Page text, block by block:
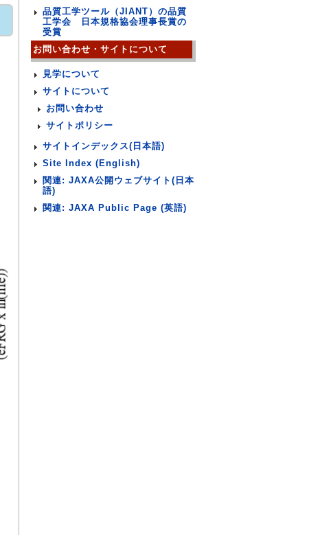
品質工学ツール（JIANT）の品質
工学会 日本規格協会理事長賞の
受賞
お問い合わせ・サイトについて
見学について
サイトについて
お問い合わせ
サイトポリシー
サイトインデックス(日本語)
Site Index (English)
関連: JAXA公開ウェブサイト(日本
語)
関連: JAXA Public Page (英語)